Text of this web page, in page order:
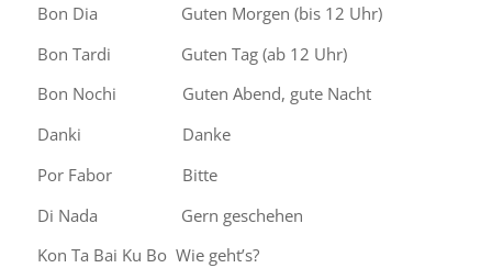
Bon Dia Guten Morgen (bis 12 Uhr)
Bon Tardi Guten Tag (ab 12 Uhr)
Bon Nochi Guten Abend, gute Nacht
Danki Danke
Por Fabor Bitte
Di Nada Gern geschehen
Kon Ta Bai Ku Bo Wie geht’s?